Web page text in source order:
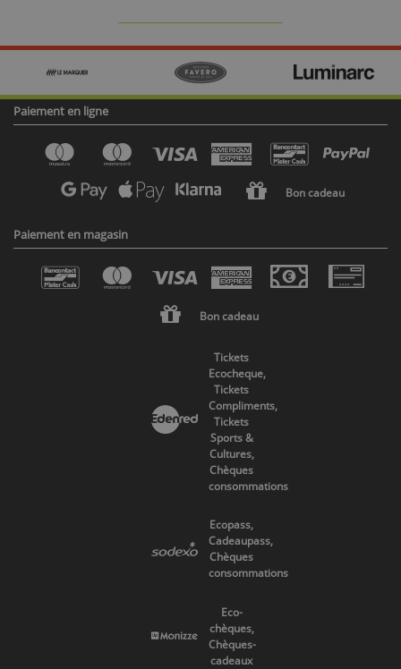
Paiement en ligne
Bon cadeau
Paiement en magasin
Bon cadeau
Tickets
Ecocheque,
Tickets
Compliments,
Tickets
Sports &
Cultures,
Chèques
consommations
Ecopass,
Cadeaupass,
Chèques
consommations
Eco-
chèques,
Chèques-
cadeaux